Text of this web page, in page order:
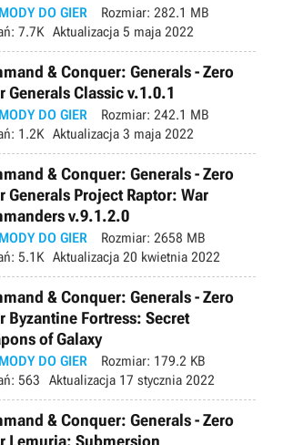
MODY DO GIER Rozmiar: 282.1 MB
7.7K Aktualizacja 5 maja 2022
& Conquer: Generals - Zero
Generals Classic v.1.0.1
MODY DO GIER Rozmiar: 242.1 MB
1.2K Aktualizacja 3 maja 2022
& Conquer: Generals - Zero
Generals Project Raptor: War
v.9.1.2.0
MODY DO GIER Rozmiar: 2658 MB
5.1K Aktualizacja 20 kwietnia 2022
& Conquer: Generals - Zero
Byzantine Fortress: Secret
of Galaxy
MODY DO GIER Rozmiar: 179.2 KB
563 Aktualizacja 17 stycznia 2022
& Conquer: Generals - Zero
Lemuria: Submersion